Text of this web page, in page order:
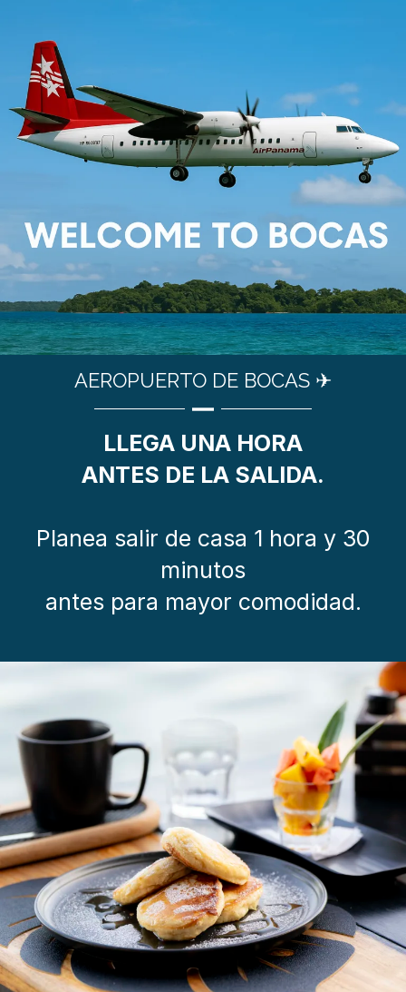
AEROPUERTO DE BOCAS ✈
LLEGA UNA HORA
ANTES DE LA SALIDA.
Planea salir de casa 1 hora y 30
minutos
antes para mayor comodidad.